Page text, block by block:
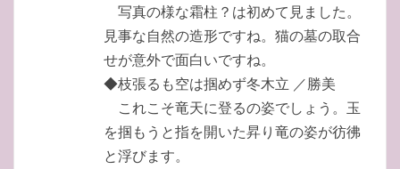
写真の様な霜柱？は初めて見ました。
見事な自然の造形ですね。猫の墓の取合
せが意外で面白いですね。
◆枝張るも空は掴めず冬木立 ／勝美
これこそ竜天に登るの姿でしょう。玉
を掴もうと指を開いた昇り竜の姿が彷彿
と浮びます。